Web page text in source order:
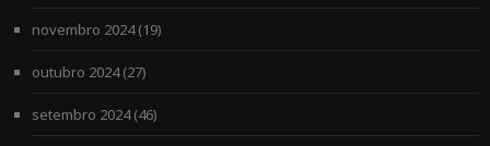
novembro 2024(19)
outubro 2024(27)
setembro 2024(46)